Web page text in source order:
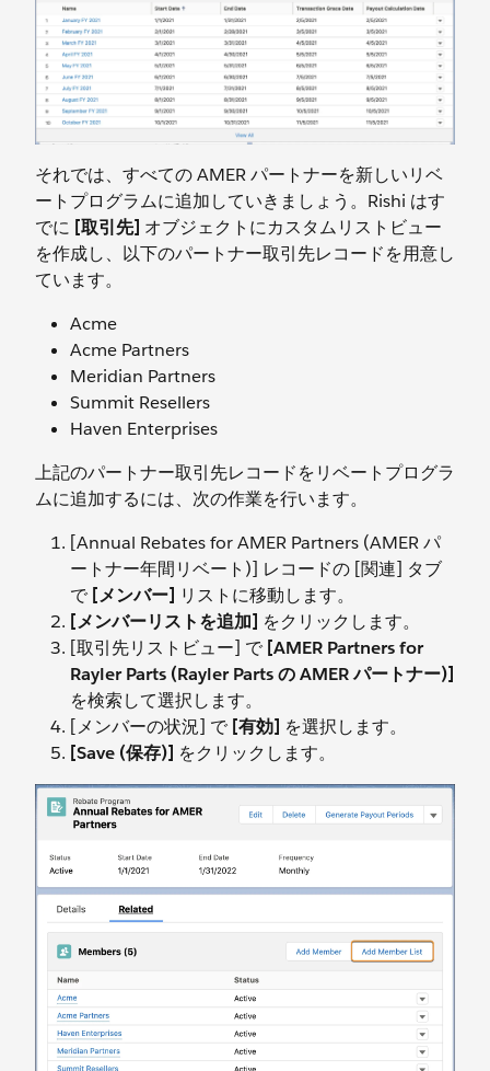
それでは、すべての AMER パートナーを新しいリベ
ートプログラムに追加していきましょう。Rishi はす
でに [取引先] オブジェクトにカスタムリストビュー
を作成し、以下のパートナー取引先レコードを用意し
ています。
Acme
Acme Partners
Meridian Partners
Summit Resellers
Haven Enterprises
上記のパートナー取引先レコードをリベートプログラ
ムに追加するには、次の作業を行います。
[Annual Rebates for AMER Partners (AMER パ
ートナー年間リベート)] レコードの [関連] タブ
で [メンバー] リストに移動します。
[メンバーリストを追加] をクリックします。
[取引先リストビュー] で [AMER Partners for
Rayler Parts (Rayler Parts の AMER パートナー)]
を検索して選択します。
[メンバーの状況] で [有効] を選択します。
[Save (保存)] をクリックします。